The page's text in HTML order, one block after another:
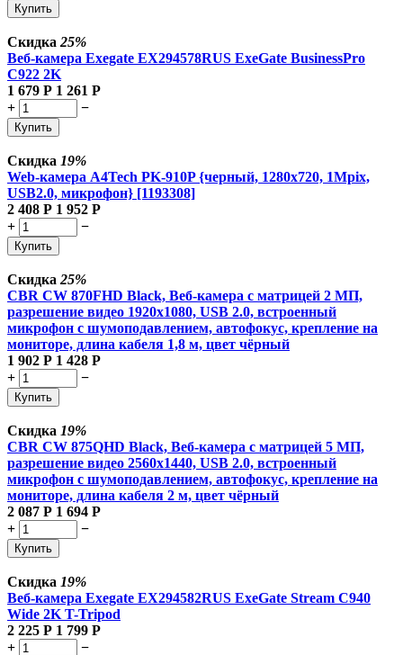
Купить
Скидка 25%
Веб-камера Exegate EX294578RUS ExeGate BusinessPro
C922 2K
1 679 Р 1 261 Р
+
−
Купить
Скидка 19%
Web-камера A4Tech PK-910P {черный, 1280x720, 1Mpix,
USB2.0, микрофон} [1193308]
2 408 Р 1 952 Р
+
−
Купить
Скидка 25%
CBR CW 870FHD Black, Веб-камера с матрицей 2 МП,
разрешение видео 1920х1080, USB 2.0, встроенный
микрофон с шумоподавлением, автофокус, крепление на
мониторе, длина кабеля 1,8 м, цвет чёрный
1 902 Р 1 428 Р
+
−
Купить
Скидка 19%
CBR CW 875QHD Black, Веб-камера с матрицей 5 МП,
разрешение видео 2560х1440, USB 2.0, встроенный
микрофон с шумоподавлением, автофокус, крепление на
мониторе, длина кабеля 2 м, цвет чёрный
2 087 Р 1 694 Р
+
−
Купить
Скидка 19%
Веб-камера Exegate EX294582RUS ExeGate Stream C940
Wide 2K T-Tripod
2 225 Р 1 799 Р
+
−